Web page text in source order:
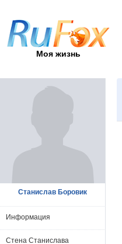
Моя жизнь
Станислав Боровик
Информация
Стена Станислава